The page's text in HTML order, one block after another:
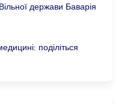
держави Баварія
поділіться